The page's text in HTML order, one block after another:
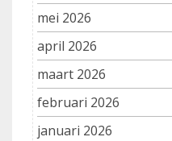
mei 2026
april 2026
maart 2026
februari 2026
januari 2026